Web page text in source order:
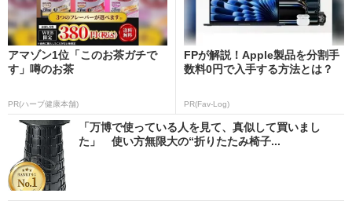
アマゾン1位「このお茶ガチで
す」噂のお茶
PR(ハーブ健康本舗)
FPが解説！Apple製品を分割手
数料0円で入手する方法とは？
PR(Fav-Log)
「万博で使っている人を見て、真似して買いまし
た」 使い方無限大の“折りたたみ椅子...